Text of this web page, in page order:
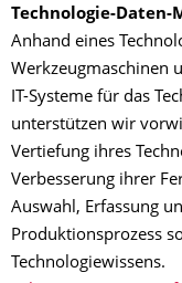
Technologie-Daten-
Anhand eines
Werkzeugmaschinen
IT-Systeme für das
unterstützen wir
Vertiefung ihres
Verbesserung ihrer
Auswahl, Erfassung
Produktionsprozess
Technologiewissens.